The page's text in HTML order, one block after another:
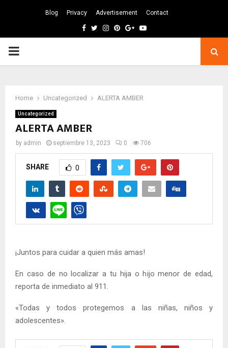
Blog Privacy Advertisement Contact
Facebook
TwitterInstagram
Pinterest
GoogleYoutube
PRIMARY
Home Uncategorized ALERTA AMBER
Uncategorized
ALERTA AMBER
by admin septiembre 13, 2023 0 706
SHARE 0
¡Juntos para cuidar a quien más amas!
En caso de no localizar a tu hija o hijo menor de edad,
reporta de inmediato al 911.
«Todas y todos protegemos a las niñas, niños y
adolescentes».